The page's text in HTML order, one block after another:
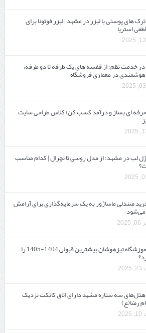
های پوستی با لیزر در مشهد | لیزر فوتونا برای
استریا
خدمت نظم؛ از قفسه ‌های یک‌ طرفه تا دو طرفه،
در معماری فروشگاه
‌ای بساز و درآمد کسب کن؛ کلاس طراحی سایت
لب در مشهد: از مدل روسی تا نچرال | کدام مناسب
صندلی ماساژور به یک سرمایه‌گذاری برای آرامش
کدام آموزشگاه تیزهوشان بیشترین قبولی 1404-1405 را
سه ستاره مشهد دارای اتاق کانکت نزدیک
رضا(ع)